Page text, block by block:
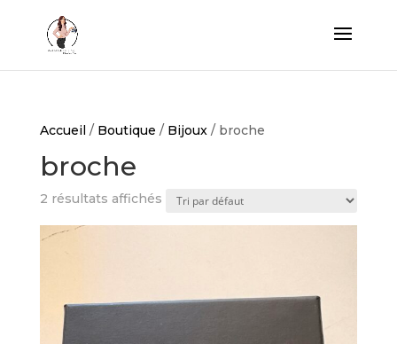
Accueil/ Boutique / Bijoux/ broche
broche
2 résultats affichés